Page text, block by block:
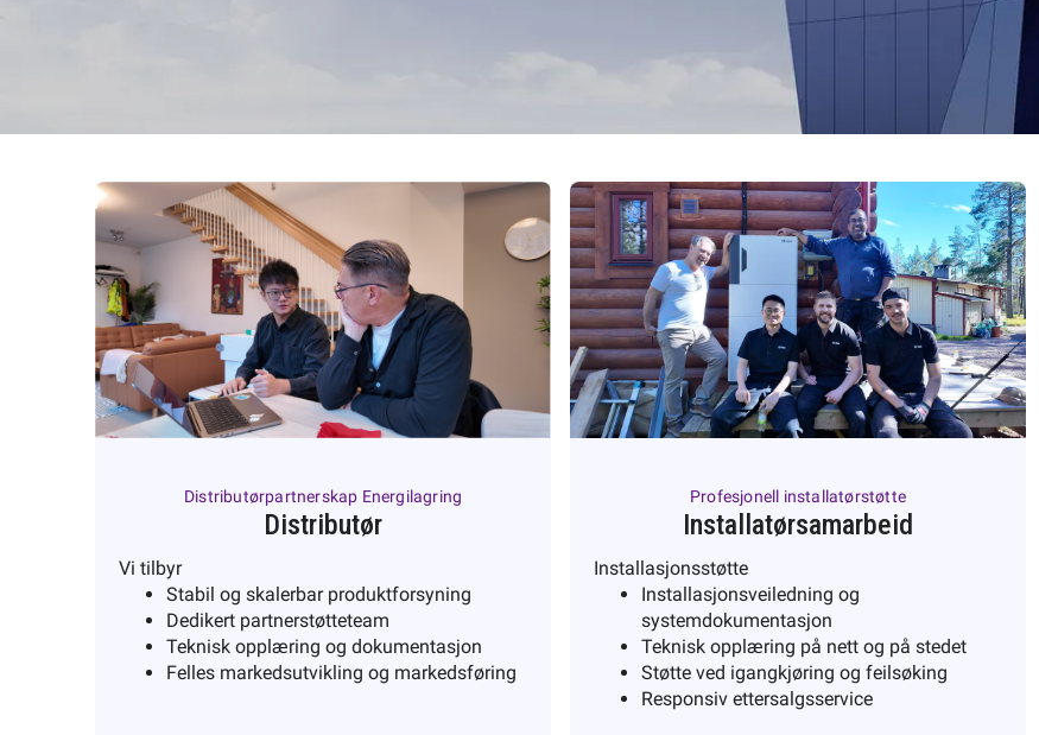
Distributørpartnerskap Energilagring
Distributør
Vi tilbyr
Stabil og skalerbar produktforsyning
Dedikert partnerstøtteteam
Teknisk opplæring og dokumentasjon
Felles markedsutvikling og markedsføring
Profesjonell installatørstøtte
Installatørsamarbeid
Installasjonsstøtte
Installasjonsveiledning og
systemdokumentasjon
Teknisk opplæring på nett og på stedet
Støtte ved igangkjøring og feilsøking
Responsiv ettersalgsservice